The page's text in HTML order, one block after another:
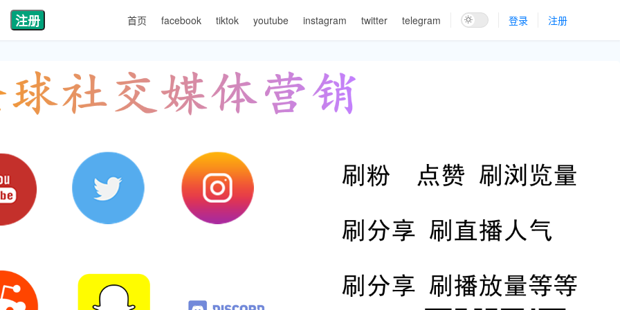
注册 首页 facebook tiktok youtube instagram twitter telegram 登录 注册